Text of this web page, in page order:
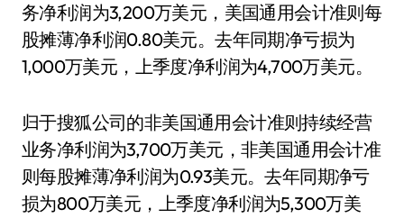
务净利润为3,200万美元，美国通用会计准则每
股摊薄净利润0.80美元。去年同期净亏损为
1,000万美元，上季度净利润为4,700万美元。
归于搜狐公司的非美国通用会计准则持续经营
业务净利润为3,700万美元，非美国通用会计准
则每股摊薄净利润为0.93美元。去年同期净亏
损为800万美元，上季度净利润为5,300万美